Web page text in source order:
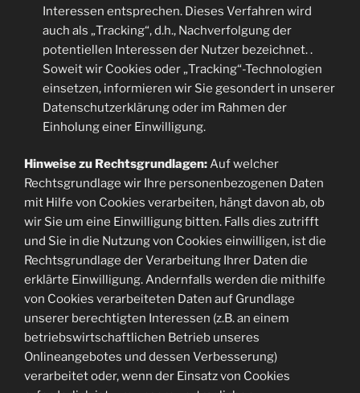
Interessen entsprechen. Dieses Verfahren wird
auch als „Tracking“, d.h., Nachverfolgung der
potentiellen Interessen der Nutzer bezeichnet. .
Soweit wir Cookies oder „Tracking“-Technologien
einsetzen, informieren wir Sie gesondert in unserer
Datenschutzerklärung oder im Rahmen der
Einholung einer Einwilligung.
Hinweise zu Rechtsgrundlagen:Auf welcher
Rechtsgrundlage wir Ihre personenbezogenen Daten
mit Hilfe von Cookies verarbeiten, hängt davon ab, ob
wir Sie um eine Einwilligung bitten. Falls dies zutrifft
und Sie in die Nutzung von Cookies einwilligen, ist die
Rechtsgrundlage der Verarbeitung Ihrer Daten die
erklärte Einwilligung. Andernfalls werden die mithilfe
von Cookies verarbeiteten Daten auf Grundlage
unserer berechtigten Interessen (z.B. an einem
betriebswirtschaftlichen Betrieb unseres
Onlineangebotes und dessen Verbesserung)
verarbeitet oder, wenn der Einsatz von Cookies